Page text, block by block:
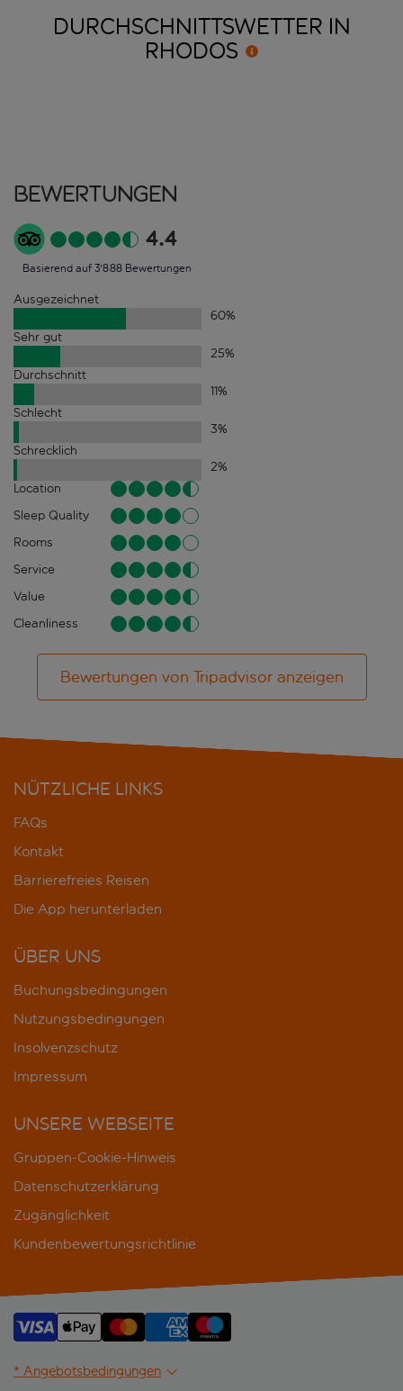
DURCHSCHNITTSWETTER IN
RHODOS
Bewertungen
4.4
Basierend auf 3'888 Bewertungen
Ausgezeichnet
60%
Sehr gut
25%
Durchschnitt
11%
Schlecht
3%
Schrecklich
2%
Location
Sleep Quality
Rooms
Service
Value
Cleanliness
Bewertungen von Tripadvisor anzeigen
NÜTZLICHE LINKS
FAQs
Kontakt
Barrierefreies Reisen
Die App herunterladen
ÜBER UNS
Buchungsbedingungen
Nutzungsbedingungen
Insolvenzschutz
Impressum
UNSERE WEBSEITE
Gruppen-Cookie-Hinweis
Datenschutzerklärung
Zugänglichkeit
Kundenbewertungsrichtlinie
* Angebotsbedingungen